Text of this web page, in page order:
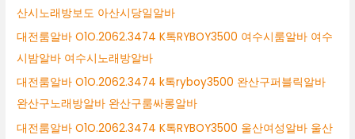
산시노래방보도 아산시당일알바
대전룸알바 O1O.2062.3474 K톡RYBOY3500 여수시룸알바 여수
시밤알바 여수시노래방알바
대전룸알바 O1O.2062.3474 k톡ryboy3500 완산구퍼블릭알바
완산구노래방알바 완산구룸싸롱알바
대전룸알바 O1O.2062.3474 K톡RYBOY3500 울산여성알바 울산